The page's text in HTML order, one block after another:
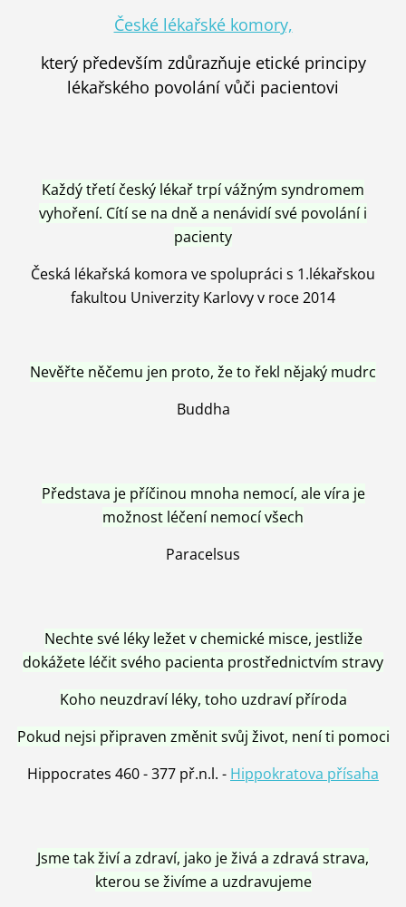
České lékařské komory,
který především zdůrazňuje etické principy
lékařského povolání vůči pacientovi
Každý třetí český lékař trpí vážným syndromem
vyhoření. Cítí se na dně a nenávidí své povolání i
pacienty
Česká lékařská komora ve spolupráci s 1.lékařskou
fakultou Univerzity Karlovy v roce 2014
Nevěřte něčemu jen proto, že to řekl nějaký mudrc
Buddha
Představa je příčinou mnoha nemocí, ale víra je
možnost léčení nemocí všech
Paracelsus
Nechte své léky ležet v chemické misce, jestliže
dokážete léčit svého pacienta prostřednictvím stravy
Koho neuzdraví léky, toho uzdraví příroda
Pokud nejsi připraven změnit svůj život, není ti pomoci
Hippocrates 460 - 377 př.n.l. - Hippokratova přísaha
Jsme tak živí a zdraví, jako je živá a zdravá strava,
kterou se živíme a uzdravujeme